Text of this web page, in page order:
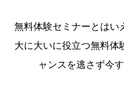
無料体験セミナーとはい
大に大いに役立つ無料体
ャンスを逃さず今